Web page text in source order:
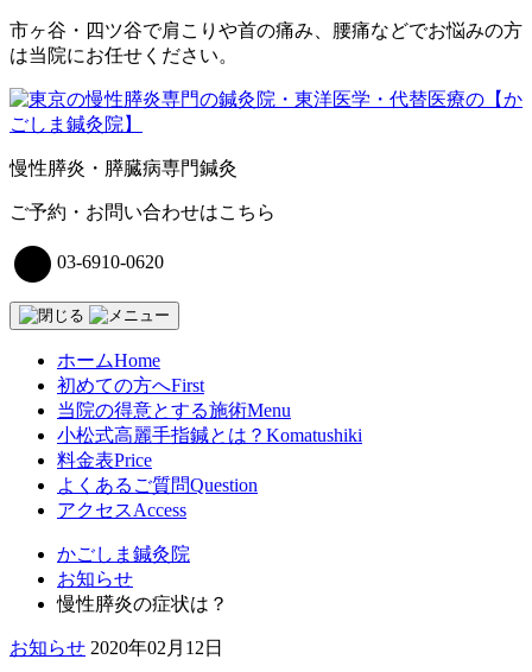
市ヶ谷・四ツ谷で肩こりや首の痛み、腰痛などでお悩みの方
は当院にお任せください。
コ
ン
ン
へ
ス
キ
ッ
プ
慢性膵炎・膵臓病専門鍼灸
ご予約・お問い合わせはこちら
03-6910-0620
ホームHome
初めての方へFirst
当院の得意とする施術Menu
小松式高麗手指鍼とは？ Komatushiki
料金表Price
よくあるご質問Question
アクセスAccess
かごしま鍼灸院
お知らせ
慢性膵炎の症状は？
お知らせ 2020年02月12日